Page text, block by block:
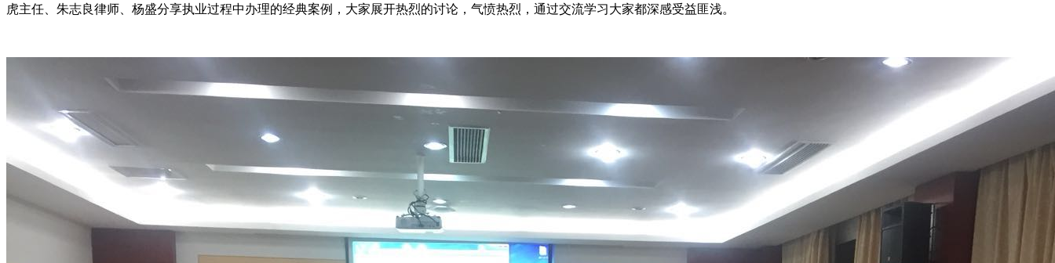
虎主任、朱志良律师、杨盛分享执业过程中办理的经典案例，大家展开热烈的讨论，气愤热烈，通过交流学习大家都深感受益匪浅。